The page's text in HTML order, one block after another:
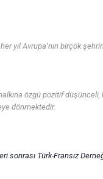
yıl Avrupa’nın birçok
özgü pozitif
dönmektedir.
Türk-Fransız